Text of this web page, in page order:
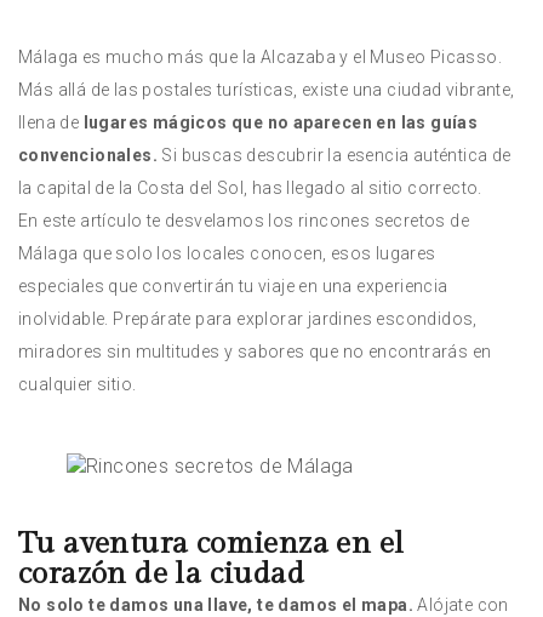
Málaga es mucho más que la Alcazaba y el Museo Picasso.
Más allá de las postales turísticas, existe una ciudad vibrante,
llena de lugares mágicos que no aparecen en las guías
convencionales. Si buscas descubrir la esencia auténtica de
la capital de la Costa del Sol, has llegado al sitio correcto.
En este artículo te desvelamos los rincones secretos de
Málaga que solo los locales conocen, esos lugares
especiales que convertirán tu viaje en una experiencia
inolvidable. Prepárate para explorar jardines escondidos,
miradores sin multitudes y sabores que no encontrarás en
cualquier sitio.
Tu aventura comienza en el
corazón de la ciudad
No solo te damos una llave, te damos el mapa. Alójate con